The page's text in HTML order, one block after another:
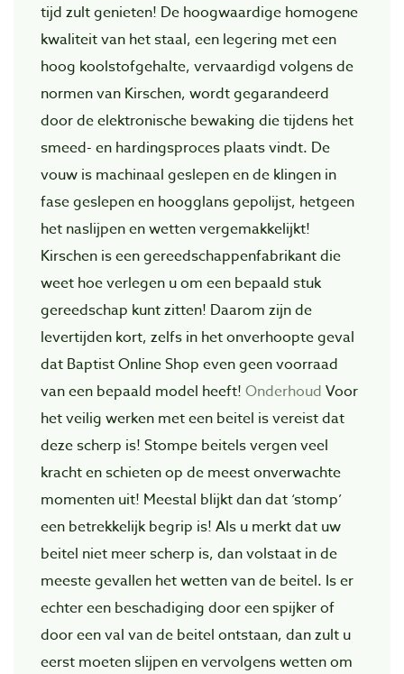
tijd zult genieten! De hoogwaardige homogene
kwaliteit van het staal, een legering met een
hoog koolstofgehalte, vervaardigd volgens de
normen van Kirschen, wordt gegarandeerd
door de elektronische bewaking die tijdens het
smeed- en hardingsproces plaats vindt. De
vouw is machinaal geslepen en de klingen in
fase geslepen en hoogglans gepolijst, hetgeen
het naslijpen en wetten vergemakkelijkt!
Kirschen is een gereedschappenfabrikant die
weet hoe verlegen u om een bepaald stuk
gereedschap kunt zitten! Daarom zijn de
levertijden kort, zelfs in het onverhoopte geval
dat Baptist Online Shop even geen voorraad
van een bepaald model heeft! Onderhoud Voor
het veilig werken met een beitel is vereist dat
deze scherp is! Stompe beitels vergen veel
kracht en schieten op de meest onverwachte
momenten uit! Meestal blijkt dan dat ‘stomp’
een betrekkelijk begrip is! Als u merkt dat uw
beitel niet meer scherp is, dan volstaat in de
meeste gevallen het wetten van de beitel. Is er
echter een beschadiging door een spijker of
door een val van de beitel ontstaan, dan zult u
eerst moeten slijpen en vervolgens wetten om